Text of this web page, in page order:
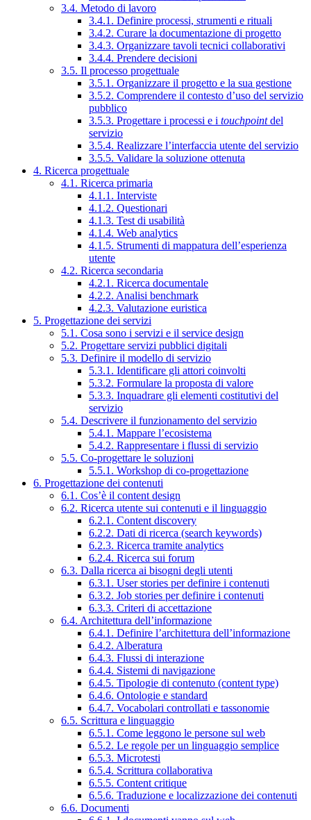
3.4. Metodo di lavoro
3.4.1. Definire processi, strumenti e rituali
3.4.2. Curare la documentazione di progetto
3.4.3. Organizzare tavoli tecnici collaborativi
3.4.4. Prendere decisioni
3.5. Il processo progettuale
3.5.1. Organizzare il progetto e la sua gestione
3.5.2. Comprendere il contesto d’uso del servizio
pubblico
3.5.3. Progettare i processi e i touchpointdel
servizio
3.5.4. Realizzare l’interfaccia utente del servizio
3.5.5. Validare la soluzione ottenuta
4. Ricerca progettuale
4.1. Ricerca primaria
4.1.1. Interviste
4.1.2. Questionari
4.1.3. Test di usabilità
4.1.4. Web analytics
4.1.5. Strumenti di mappatura dell’esperienza
utente
4.2. Ricerca secondaria
4.2.1. Ricerca documentale
4.2.2. Analisi benchmark
4.2.3. Valutazione euristica
5. Progettazione dei servizi
5.1. Cosa sono i servizi e il service design
5.2. Progettare servizi pubblici digitali
5.3. Definire il modello di servizio
5.3.1. Identificare gli attori coinvolti
5.3.2. Formulare la proposta di valore
5.3.3. Inquadrare gli elementi costitutivi del
servizio
5.4. Descrivere il funzionamento del servizio
5.4.1. Mappare l’ecosistema
5.4.2. Rappresentare i flussi di servizio
5.5. Co-progettare le soluzioni
5.5.1. Workshop di co-progettazione
6. Progettazione dei contenuti
6.1. Cos’è il content design
6.2. Ricerca utente sui contenuti e il linguaggio
6.2.1. Content discovery
6.2.2. Dati di ricerca (search keywords)
6.2.3. Ricerca tramite analytics
6.2.4. Ricerca sui forum
6.3. Dalla ricerca ai bisogni degli utenti
6.3.1. User stories per definire i contenuti
6.3.2. Job stories per definire i contenuti
6.3.3. Criteri di accettazione
6.4. Architettura dell’informazione
6.4.1. Definire l’architettura dell’informazione
6.4.2. Alberatura
6.4.3. Flussi di interazione
6.4.4. Sistemi di navigazione
6.4.5. Tipologie di contenuto (content type)
6.4.6. Ontologie e standard
6.4.7. Vocabolari controllati e tassonomie
6.5. Scrittura e linguaggio
6.5.1. Come leggono le persone sul web
6.5.2. Le regole per un linguaggio semplice
6.5.3. Microtesti
6.5.4. Scrittura collaborativa
6.5.5. Content critique
6.5.6. Traduzione e localizzazione dei contenuti
6.6. Documenti